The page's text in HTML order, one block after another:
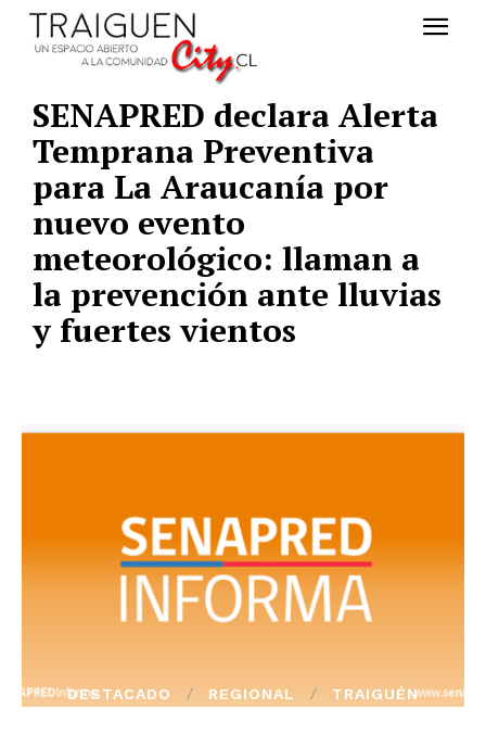
SENAPRED declara Alerta
Temprana Preventiva
para La Araucanía por
nuevo evento
meteorológico: llaman a
la prevención ante lluvias
y fuertes vientos
DESTACADO REGIONAL TRAIGUÉN